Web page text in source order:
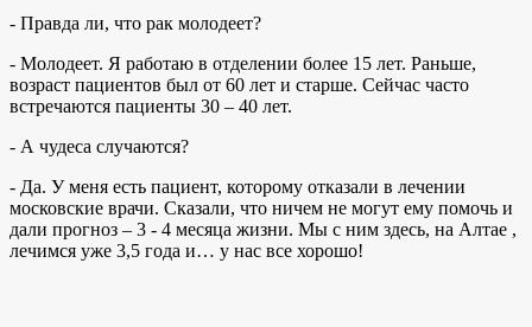
- Правда ли, что рак молодеет?
- Молодеет. Я работаю в отделении более 15 лет. Раньше,
возраст пациентов был от 60 лет и старше. Сейчас часто
встречаются пациенты 30 – 40 лет.
- А чудеса случаются?
- Да. У меня есть пациент, которому отказали в лечении
московские врачи. Сказали, что ничем не могут ему помочь и
дали прогноз – 3 - 4 месяца жизни. Мы с ним здесь, на Алтае ,
лечимся уже 3,5 года и… у нас все хорошо!